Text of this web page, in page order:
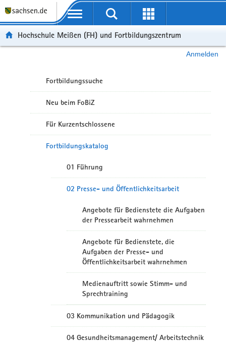
Portalübergreifende Navigation
Hochschule Meißen (FH) und Fortbildungszentrum
Anmelden
Fortbildungssuche
Neu beim FoBiZ
Für Kurzentschlossene
Fortbildungskatalog
01 Führung
02 Presse- und Öffentlichkeitsarbeit
Angebote für Bedienstete die Aufgaben
der Pressearbeit wahrnehmen
Angebote für Bedienstete, die
Aufgaben der Presse- und
Öffentlichkeitsarbeit wahrnehmen
Medienauftritt sowie Stimm- und
Sprechtraining
03 Kommunikation und Pädagogik
04 Gesundheitsmanagement/ Arbeitstechnik